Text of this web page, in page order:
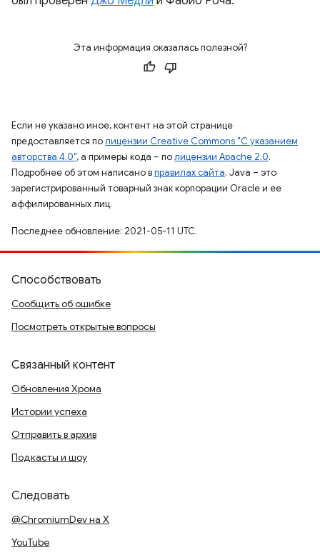
Эта информация оказалась полезной?
Если не указано иное, контент на этой странице
предоставляется полицензии Creative Commons "С указанием
авторства 4.0", а примеры кода – полицензии Apache 2.0.
Подробнее об этом написано вправилах сайта. Java – это
зарегистрированный товарный знак корпорации Oracle и ее
аффилированных лиц.
Последнее обновление: 2021-05-11 UTC.
Способствовать
Сообщить об ошибке
Посмотреть открытые вопросы
Связанный контент
Обновления Хрома
Истории успеха
Отправить в архив
Подкасты и шоу
Следовать
@ChromiumDev на X
YouTube